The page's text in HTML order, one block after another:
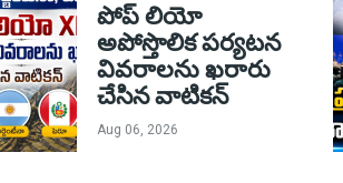
పోప్ లియో
అపోస్తొలిక పర్యటన
వివరాలను ఖరారు
చేసిన వాటికన్
Aug 06, 2026